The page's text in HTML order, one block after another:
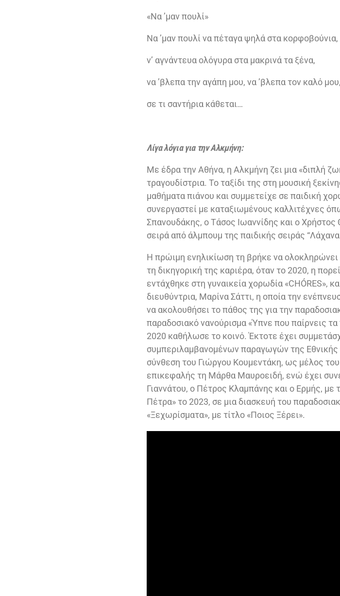
«Να ’μαν πουλί»
Να ’μαν πουλί να πέταγα ψηλά στα κορφοβούνια,
ν’ αγνάντευα ολόγυρα στα μακρινά τα ξένα,
να ’βλεπα την αγάπη μου, να ’βλεπα τον καλό μου,
σε τι σαντήρια κάθεται…
Λίγα λόγια για την Αλκμήνη:
Με έδρα την Αθήνα, η Αλκμήνη ζει μια «διπλή
τραγουδίστρια. Το ταξίδι της στη μουσική
μαθήματα πιάνου και συμμετείχε σε παιδική
συνεργαστεί με καταξιωμένους καλλιτέχνες
Σπανουδάκης, ο Τάσος Ιωαννίδης και ο
σειρά από άλμπουμ της παιδικής σειράς
Η πρώιμη ενηλικίωση τη βρήκε να ολοκληρώνει
τη δικηγορική της καριέρα, όταν το 2020, η
εντάχθηκε στη γυναικεία χορωδία «CHÓRES»,
διευθύντρια, Μαρίνα Σάττι, η οποία την
να ακολουθήσει το πάθος της για την
παραδοσιακό νανούρισμα «Ύπνε που παίρνεις
2020 καθήλωσε το κοινό. Έκτοτε έχει
συμπεριλαμβανομένων παραγωγών της
σύνθεση του Γιώργου Κουμεντάκη, ως μέλος
επικεφαλής τη Μάρθα Μαυροειδή, ενώ έχει
Γιαννάτου, ο Πέτρος Κλαμπάνης και ο Ερμής,
Πέτρα» το 2023, σε μια διασκευή του
«Ξεχωρίσματα», με τίτλο «Ποιος Ξέρει».